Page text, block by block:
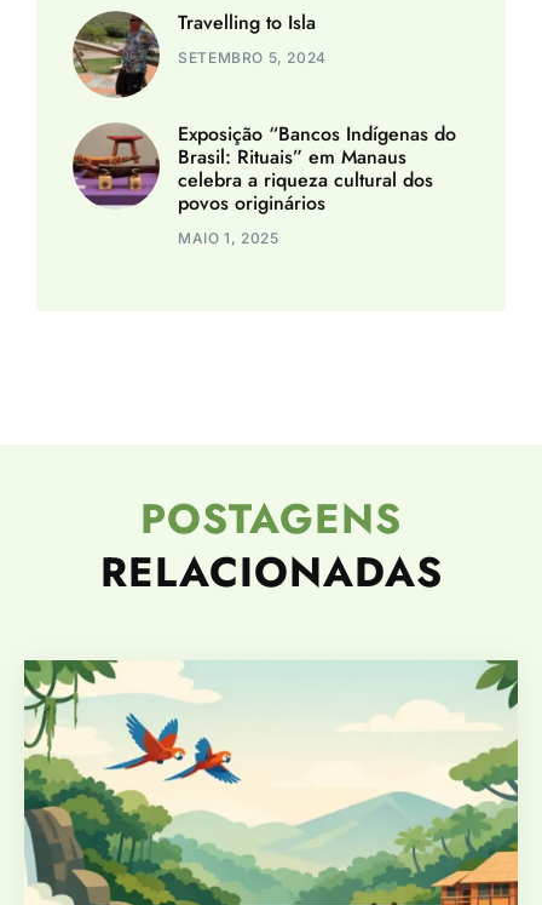
Travelling to Isla
SETEMBRO 5, 2024
Exposição “Bancos Indígenas do
Brasil: Rituais” em Manaus
celebra a riqueza cultural dos
povos originários
MAIO 1, 2025
POSTAGENS
RELACIONADAS